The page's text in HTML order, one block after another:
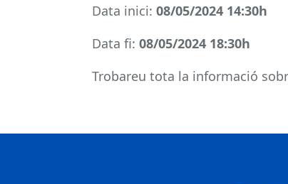
Data inici: 08/05/2024 14:30h
Data fi: 08/05/2024 18:30h
Trobareu tota la informació